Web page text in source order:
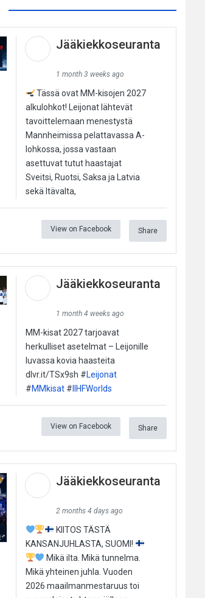
Jääkiekkoseuranta
1 month 3 weeks ago
Tässä ovat MM-kisojen 2027
alkulohkot! Leijonat lähtevät
tavoittelemaan menestystä
Mannheimissa pelattavassa A-
lohkossa, jossa vastaan
asettuvat tutut haastajat
Sveitsi, Ruotsi, Saksa ja Latvia
sekä Itävalta,
View on Facebook Share
Jääkiekkoseuranta
1 month 4 weeks ago
MM-kisat 2027 tarjoavat
herkulliset asetelmat – Leijonille
luvassa kovia haasteita
dlvr.it/TSx9sh #Leijonat
#MMkisat#IIHFWorlds
View on Facebook Share
Jääkiekkoseuranta
2 months 4 days ago
KIITOS TÄSTÄ
KANSANJUHLASTA, SUOMI!
Mikä ilta. Mikä tunnelma.
Mikä yhteinen juhla. Vuoden
2026 maailmanmestaruus toi